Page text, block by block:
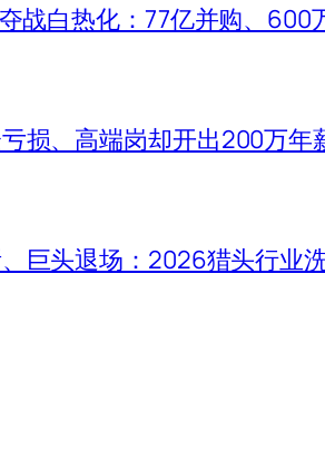
战白热化：77亿并购、600
损、高端岗却开出200万
巨头退场：2026猎头行业